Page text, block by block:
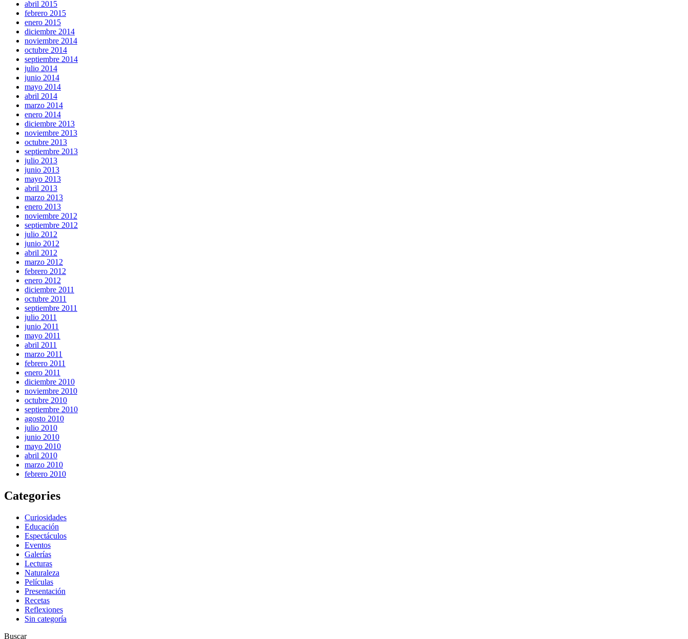
abril 2015
febrero 2015
enero 2015
diciembre 2014
noviembre 2014
octubre 2014
septiembre 2014
julio 2014
junio 2014
mayo 2014
abril 2014
marzo 2014
enero 2014
diciembre 2013
noviembre 2013
octubre 2013
septiembre 2013
julio 2013
junio 2013
mayo 2013
abril 2013
marzo 2013
enero 2013
noviembre 2012
septiembre 2012
julio 2012
junio 2012
abril 2012
marzo 2012
febrero 2012
enero 2012
diciembre 2011
octubre 2011
septiembre 2011
julio 2011
junio 2011
mayo 2011
abril 2011
marzo 2011
febrero 2011
enero 2011
diciembre 2010
noviembre 2010
octubre 2010
septiembre 2010
agosto 2010
julio 2010
junio 2010
mayo 2010
abril 2010
marzo 2010
febrero 2010
Categories
Curiosidades
Educación
Espectáculos
Eventos
Galerías
Lecturas
Naturaleza
Películas
Presentación
Recetas
Reflexiones
Sin categoría
Buscar